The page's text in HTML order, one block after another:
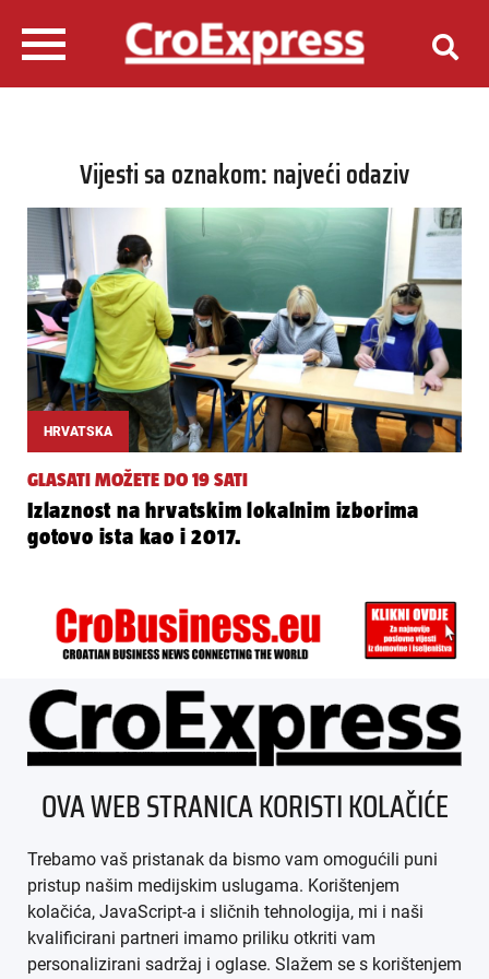
Vijesti sa oznakom: najveći odaziv
HRVATSKA
GLASATI MOŽETE DO 19 SATI
Izlaznost na hrvatskim lokalnim izborima
gotovo ista kao i 2017.
ÜBER UNS
IMPRESSUM
AGB
DATENSCHUTZ
OVA WEB STRANICA KORISTI KOLAČIĆE
Trebamo vaš pristanak da bismo vam omogućili puni
pristup našim medijskim uslugama. Korištenjem
kolačića, JavaScript-a i sličnih tehnologija, mi i naši
kvalificirani partneri imamo priliku otkriti vam
personalizirani sadržaj i oglase. Slažem se s korištenjem